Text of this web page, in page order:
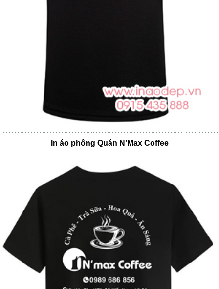
In áo phông Quán N’Max Coffee